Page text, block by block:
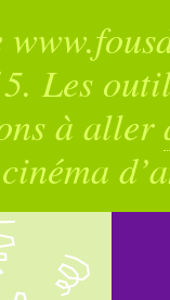
Les
à aller